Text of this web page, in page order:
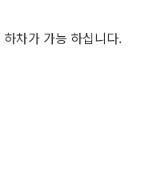
차가 가능 하십니다.